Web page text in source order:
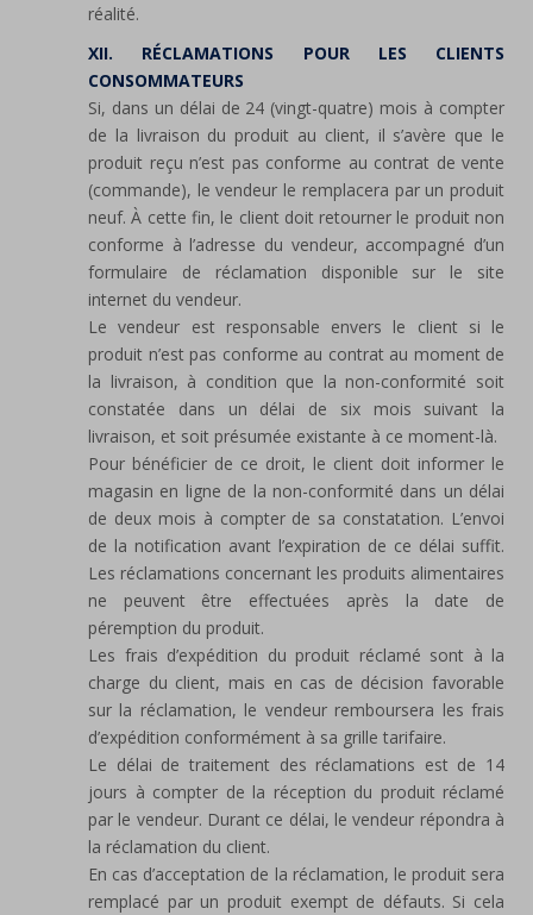
réalité.
XII. RÉCLAMATIONS POUR LES CLIENTS
CONSOMMATEURS
Si, dans un délai de 24 (vingt-quatre) mois à compter
de la livraison du produit au client, il s’avère que le
produit reçu n’est pas conforme au contrat de vente
(commande), le vendeur le remplacera par un produit
neuf. À cette fin, le client doit retourner le produit non
conforme à l’adresse du vendeur, accompagné d’un
formulaire de réclamation disponible sur le site
internet du vendeur.
Le vendeur est responsable envers le client si le
produit n’est pas conforme au contrat au moment de
la livraison, à condition que la non-conformité soit
constatée dans un délai de six mois suivant la
livraison, et soit présumée existante à ce moment-là.
Pour bénéficier de ce droit, le client doit informer le
magasin en ligne de la non-conformité dans un délai
de deux mois à compter de sa constatation. L’envoi
de la notification avant l’expiration de ce délai suffit.
Les réclamations concernant les produits alimentaires
ne peuvent être effectuées après la date de
péremption du produit.
Les frais d’expédition du produit réclamé sont à la
charge du client, mais en cas de décision favorable
sur la réclamation, le vendeur remboursera les frais
d’expédition conformément à sa grille tarifaire.
Le délai de traitement des réclamations est de 14
jours à compter de la réception du produit réclamé
par le vendeur. Durant ce délai, le vendeur répondra à
la réclamation du client.
En cas d’acceptation de la réclamation, le produit sera
remplacé par un produit exempt de défauts. Si cela